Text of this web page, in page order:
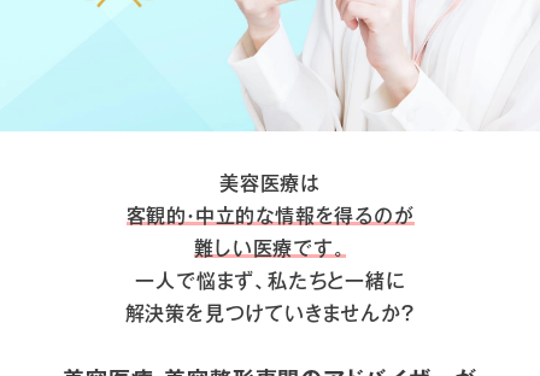
美容医療は
客観的・中立的な情報を得るのが
難しい医療です。
一人で悩まず、私たちと一緒に
解決策を見つけていきませんか？